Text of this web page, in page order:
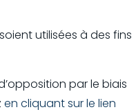
utilisées à des fins
par le biais
en cliquant sur le lien